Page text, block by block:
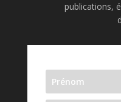
publications,